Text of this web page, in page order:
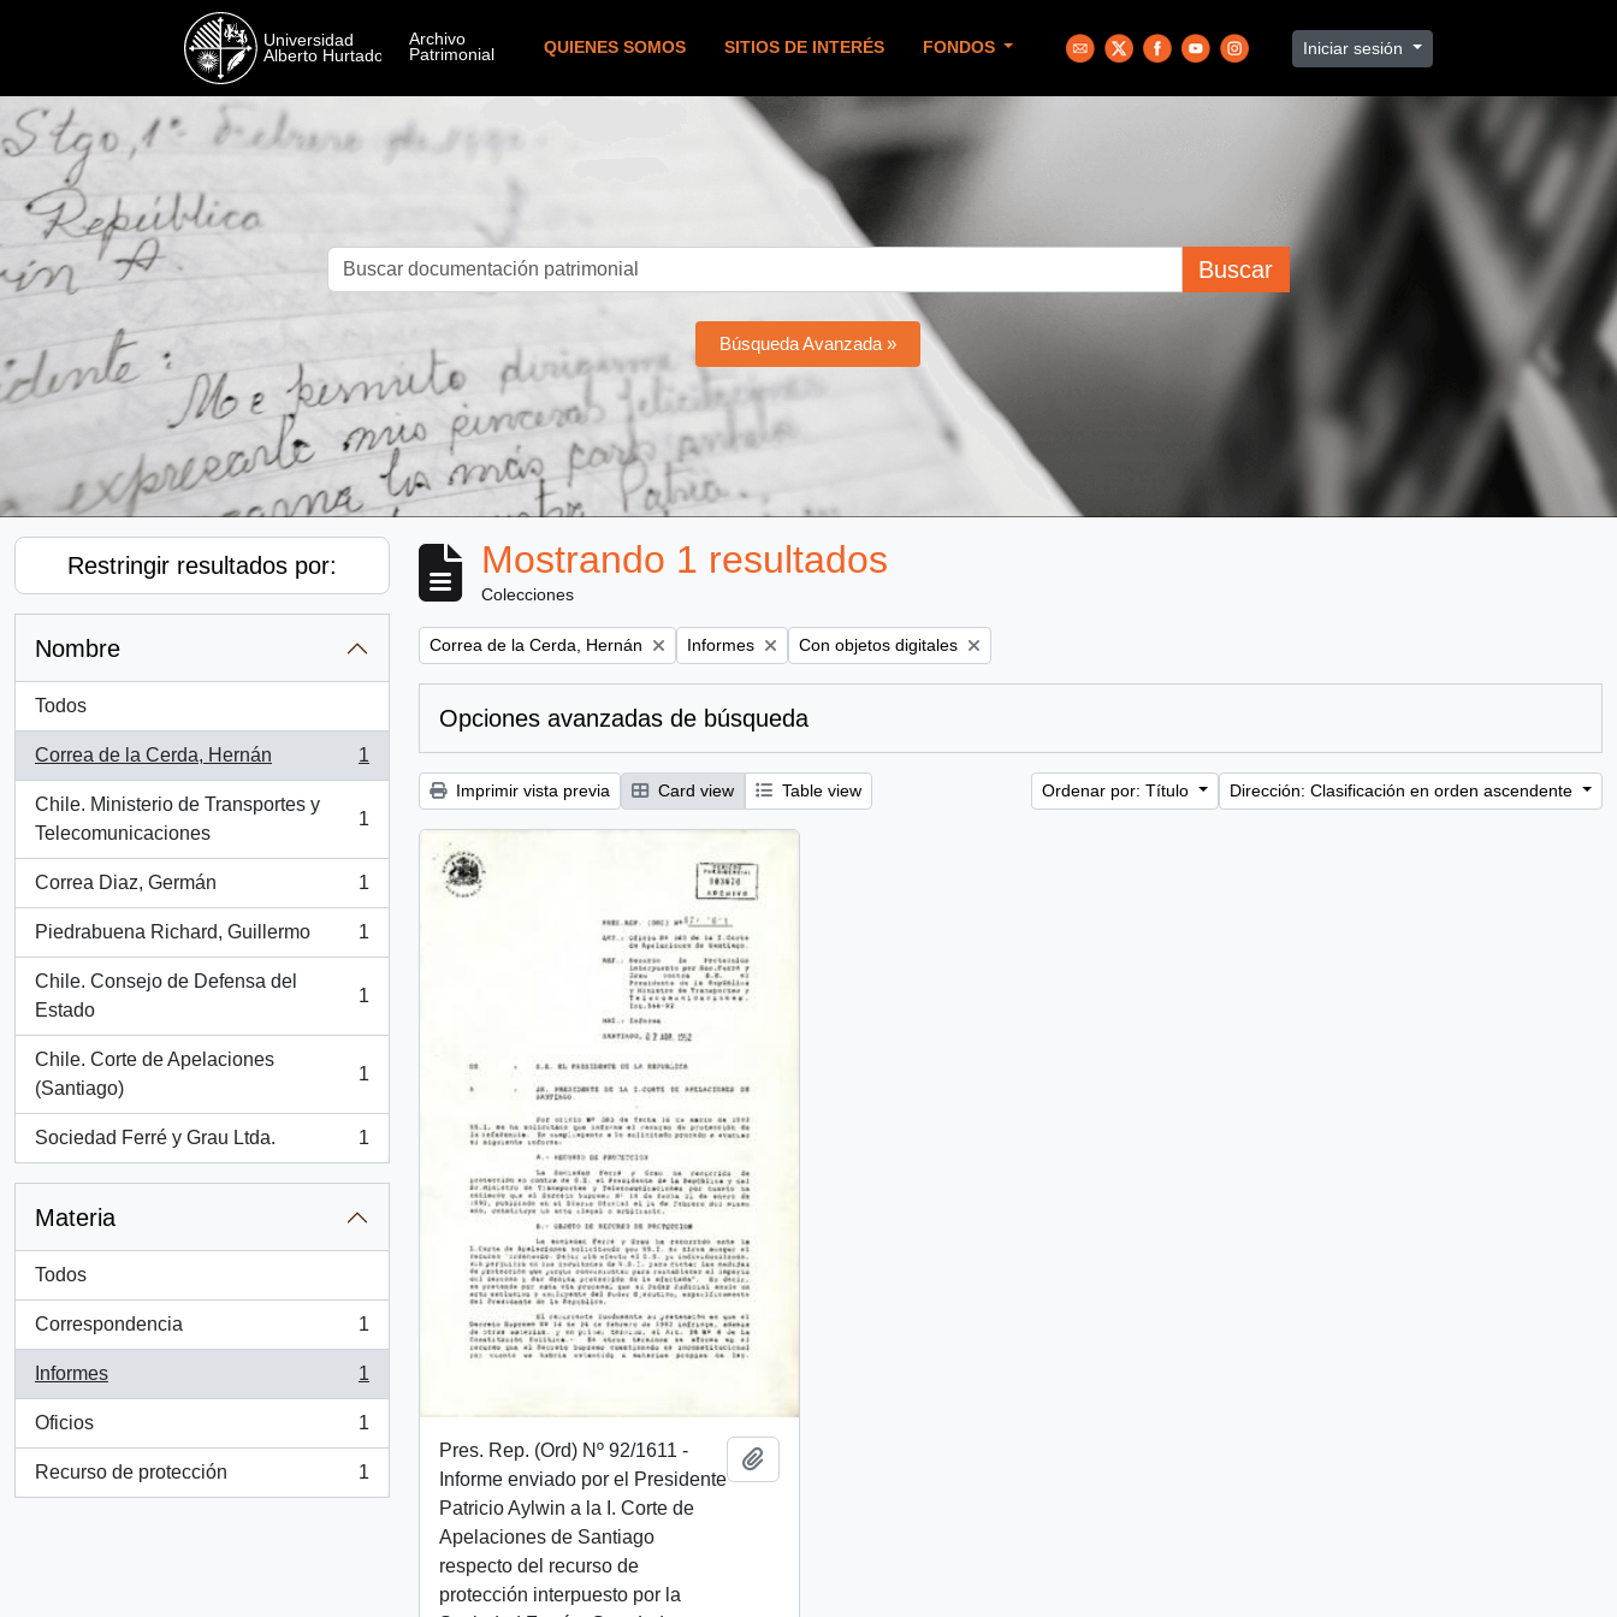
QUIENES SOMOS SITIOS DE INTERÉS FONDOS Iniciar sesión
Buscar
Búsqueda Avanzada »
Restringir resultados por:
Nombre
Todos
Correa de la Cerda, Hernán
, 1 resultados
1
Chile. Ministerio de Transportes y
Telecomunicaciones
, 1 resultados
1
Correa Diaz, Germán
, 1 resultados
1
Piedrabuena Richard, Guillermo
, 1 resultados
1
Chile. Consejo de Defensa del
Estado
, 1 resultados
1
Chile. Corte de Apelaciones
(Santiago)
, 1 resultados
1
Sociedad Ferré y Grau Ltda.
, 1 resultados
1
Materia
Todos
Correspondencia
, 1 resultados
1
Informes
, 1 resultados
1
Oficios
, 1 resultados
1
Recurso de protección
, 1 resultados
1
Mostrando 1 resultados
Colecciones
Remove filter:
Correa de la Cerda, Hernán Remove filter:
Informes Remove filter:
Con objetos digitales
Opciones avanzadas de búsqueda
Imprimir vista previa Card view Table view Ordenar por: Título Dirección: Clasificación en orden ascendente
Pres. Rep. (Ord) Nº 92/1611 -
Informe enviado por el Presidente
Patricio Aylwin a la I. Corte de
Apelaciones de Santiago
respecto del recurso de
protección interpuesto por la